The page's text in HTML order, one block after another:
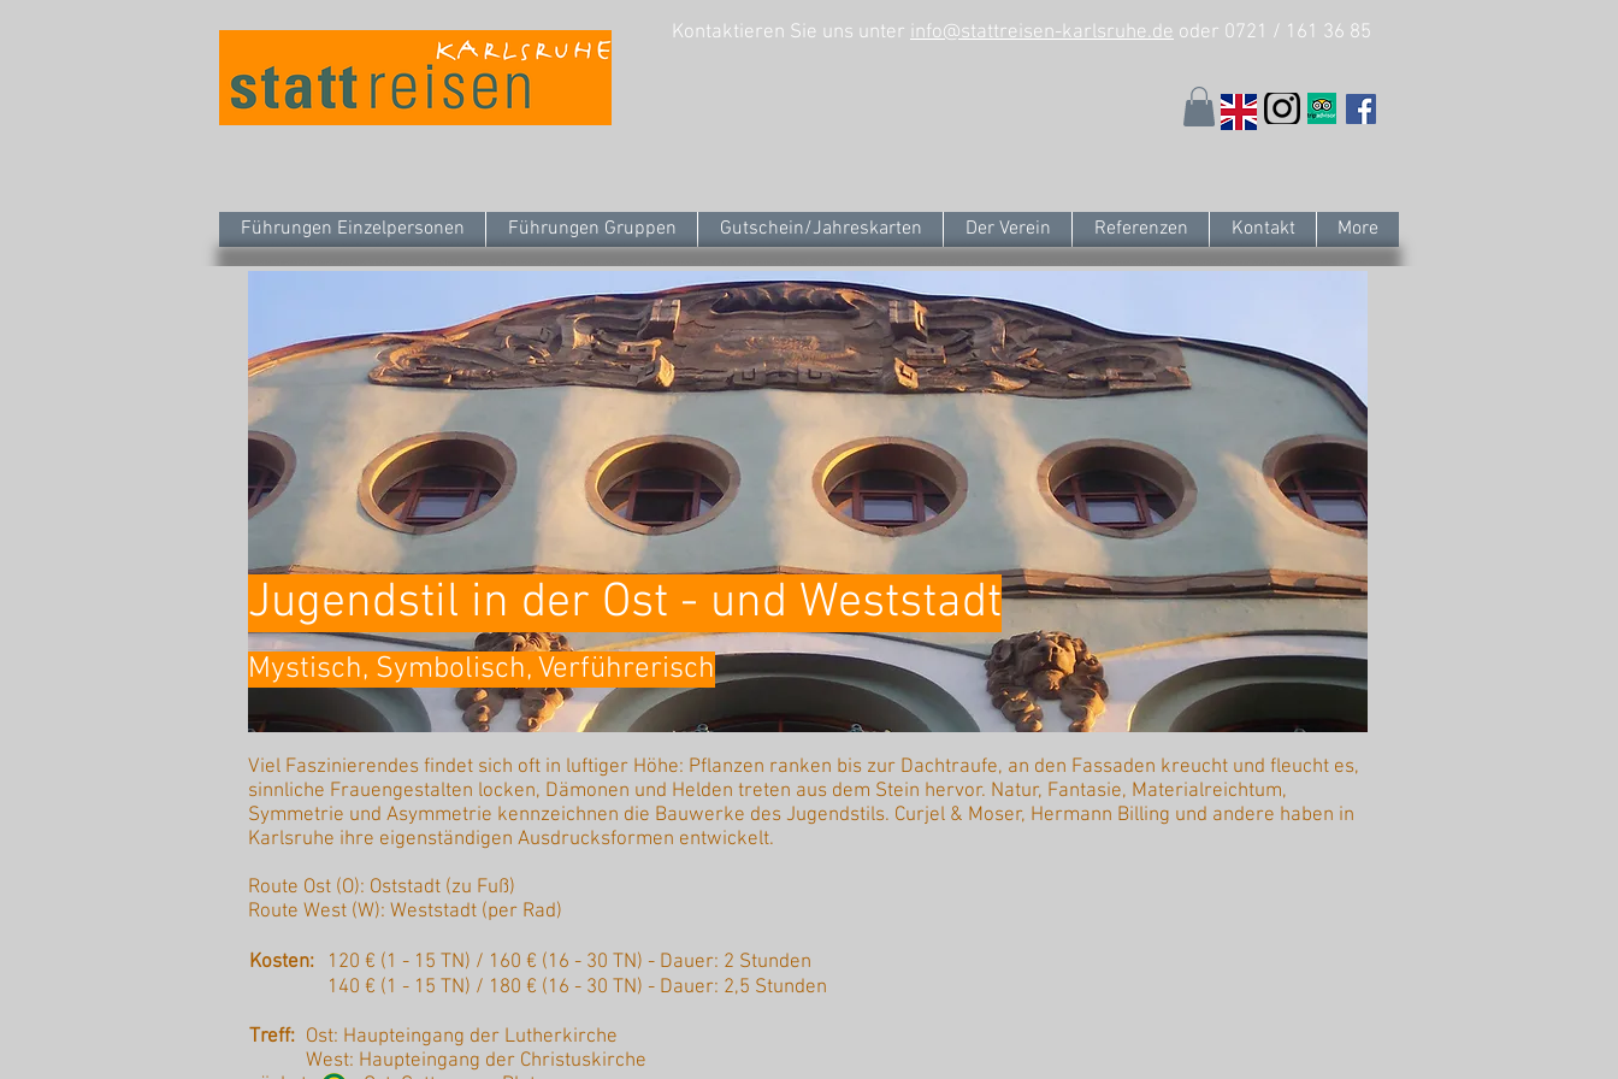
Kontaktieren Sie uns unter info@stattreisen-karlsruhe.de oder 0721 / 161 36 85
Führungen Einzelpersonen Führungen Gruppen Gutschein/Jahreskarten Der Verein Referenzen Kontakt More
Jugendstil in der Ost - und Weststadt
Mystisch, Symbolisch, Verführerisch
Viel Faszinierendes findet sich oft in luftiger Höhe: Pflanzen ranken bis zur Dachtraufe, an den Fassaden kreucht und fleucht es,
sinnliche Frauengestalten locken, Dämonen und Helden treten aus dem Stein hervor. Natur, Fantasie, Materialreichtum,
Symmetrie und Asymmetrie kennzeichnen die Bauwerke des Jugendstils. Curjel & Moser, Hermann Billing und andere haben in
Karlsruhe ihre eigenständigen Ausdrucksformen entwickelt.
Route Ost (O): Oststadt (zu Fuß)
Route West (W): Weststadt (per Rad)
Kosten:
120 € (1 - 15 TN) / 160 € (16 - 30 TN) - Dauer: 2 Stunden
140 € (1 - 15 TN) / 180 € (16 - 30 TN) - Dauer: 2,5 Stunden
Treff: Ost: Haupteingang der Lutherkirche
West: Haupteingang der Christuskirche